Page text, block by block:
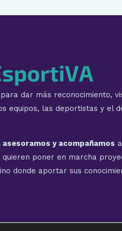
PALISTAS
EN
dar más reconocimiento,
equipos, las deportistas y el
y acompañamos
poner en marcha
donde aportar sus